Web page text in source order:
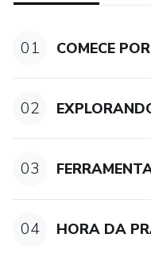
01 COMECE
02
03
04 HORA DA